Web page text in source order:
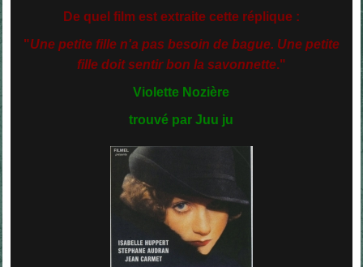
De quel film est extraite cette réplique :
"Une petite fille n'a pas besoin de bague. Une petite
fille doit sentir bon la savonnette."
Violette Nozière
trouvé par Juu ju